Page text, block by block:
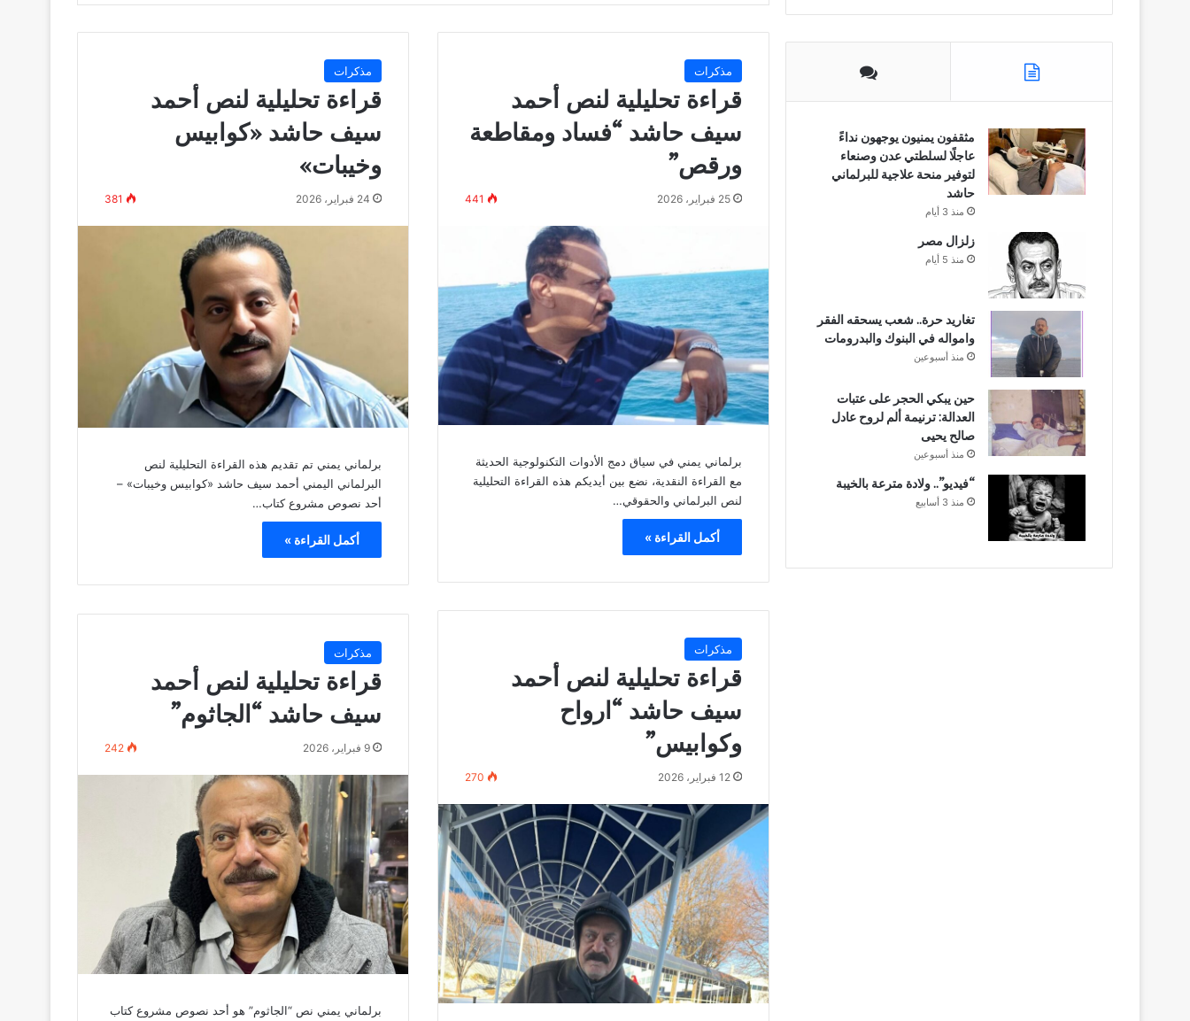
مذكرات
قراءة تحليلية لنص أحمد
سيف حاشد “فساد ومقاطعة
ورقص”
25 فبراير، 2026 441
برلماني يمني في سياق دمج الأدوات التكنولوجية الحديثة
مع القراءة النقدية، نضع بين أيديكم هذه القراءة التحليلية
لنص البرلماني والحقوقي…
أكمل القراءة »
مذكرات
قراءة تحليلية لنص أحمد
سيف حاشد «كوابيس
وخيبات»
24 فبراير، 2026 381
برلماني يمني تم تقديم هذه القراءة التحليلية لنص
البرلماني اليمني أحمد سيف حاشد «كوابيس وخيبات» –
أحد نصوص مشروع كتاب…
أكمل القراءة »
مذكرات
قراءة تحليلية لنص أحمد
سيف حاشد “ارواح
وكوابيس”
12 فبراير، 2026 270
مذكرات
قراءة تحليلية لنص أحمد
سيف حاشد “الجاثوم”
9 فبراير، 2026 242
برلماني يمني نص “الجاثوم” هو أحد نصوص مشروع كتاب
مثقفون يمنيون يوجهون نداءً
عاجلًا لسلطتي عدن وصنعاء
لتوفير منحة علاجية للبرلماني
حاشد
منذ 3 أيام
زلزال مصر
منذ 5 أيام
تغاريد حرة.. شعب يسحقه الفقر
وامواله في البنوك والبدرومات
منذ أسبوعين
حين يبكي الحجر على عتبات
العدالة: ترنيمة ألم لروح عادل
صالح يحيى
منذ أسبوعين
“فيديو”.. ولادة مترعة بالخيبة
منذ 3 أسابيع